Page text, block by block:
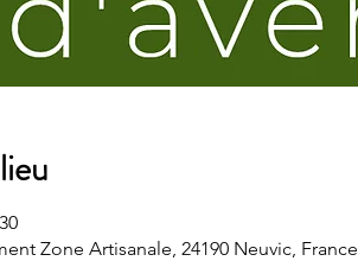
Zone Artisanale, 24190 Neuvic, France